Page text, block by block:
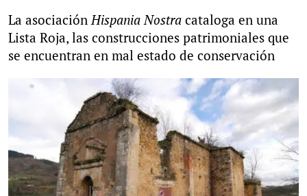
La asociaciónHispania Nostra cataloga en una
Lista Roja, las construcciones patrimoniales que
se encuentran en mal estado de conservación